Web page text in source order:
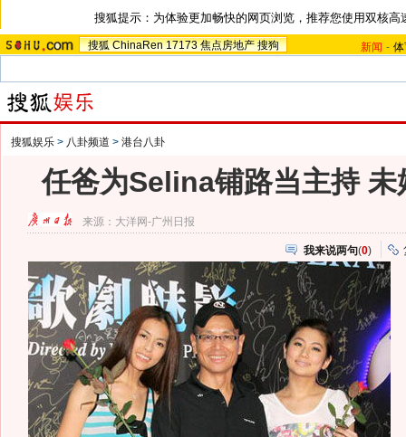
搜狐提示：为体验更加畅快的网页浏览，推荐您使用双核高
搜狐 ChinaRen 17173 焦点房地产 搜狗 新闻 -
搜狐娱乐 > 八卦频道 > 港台八卦
任爸为Selina铺路当主持 未
来源： 大洋网-广州日报
我来说两句(0)